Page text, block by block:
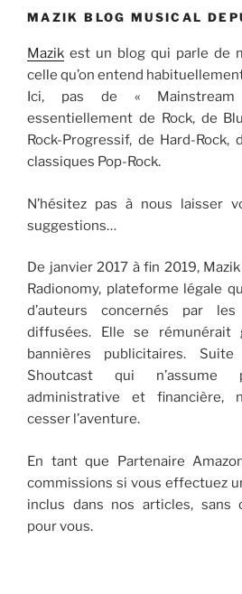
MAZIK BLOG MUSICAL
Mazik est un blog qui parle de
celle qu’on entend
Ici, pas de «
essentiellement de Rock, de
Rock-Progressif, de Hard-Rock,
classiques Pop-Rock.
N’hésitez pas à nous laisser
suggestions…
De janvier 2017 à fin 2019,
Radionomy, plateforme légale
d’auteurs concernés par
diffusées. Elle se
bannières publicitaires.
Shoutcast qui
administrative et financière,
cesser l’aventure.
En tant que Partenaire
commissions si vous effectuez
inclus dans nos articles, sans
pour vous.